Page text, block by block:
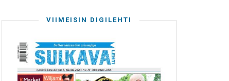
VIIMEISIN DIGILEHTI